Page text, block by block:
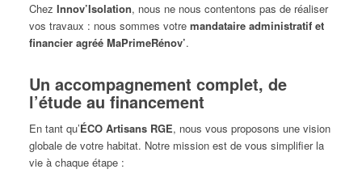
Chez Innov’Isolation, nous ne nous contentons pas de réaliser
vos travaux : nous sommes votre mandataire administratif et
financier agréé MaPrimeRénov’.
Un accompagnement complet, de
l’étude au financement
En tant qu’ÉCO Artisans RGE, nous vous proposons une vision
globale de votre habitat. Notre mission est de vous simplifier la
vie à chaque étape :